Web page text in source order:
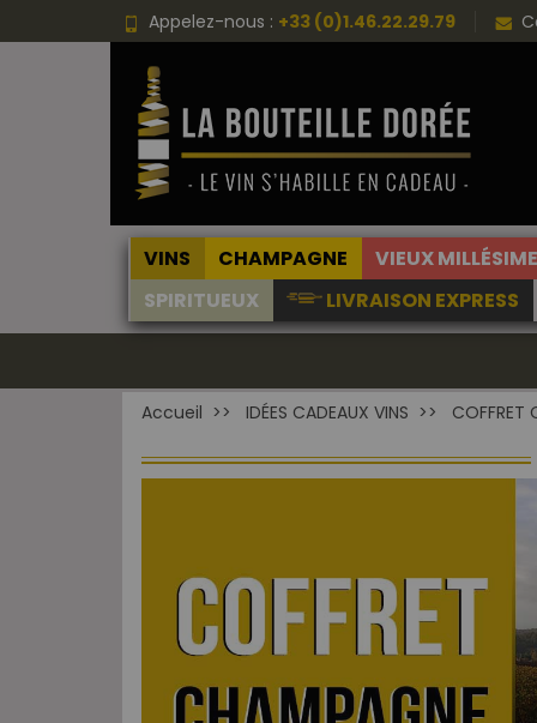
Appelez-nous : +33 (0)1.46.22.29.79
VINS CHAMPAGNE VIEUX
SPIRITUEUX
LIVRAISON EXPRESS
Accueil IDÉES CADEAUX VINS COFFRET